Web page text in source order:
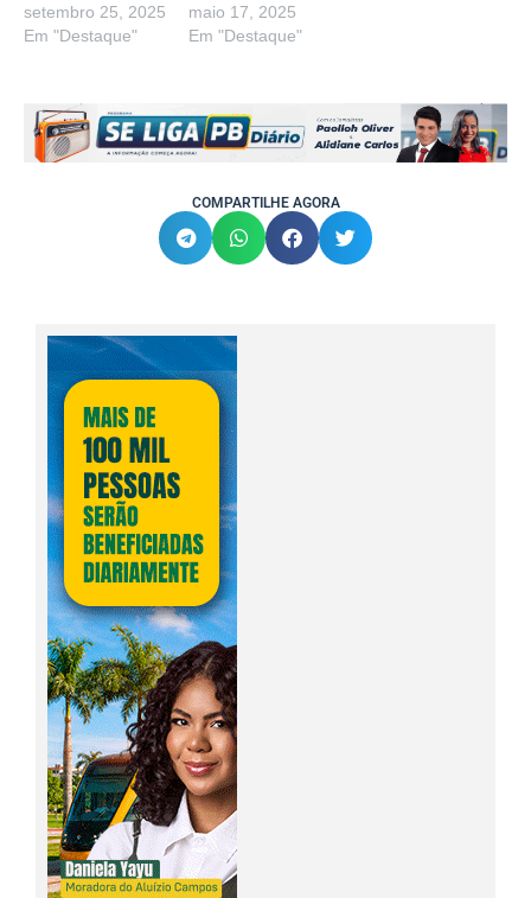
setembro 25, 2025
Em "Destaque"
maio 17, 2025
Em "Destaque"
COMPARTILHE AGORA